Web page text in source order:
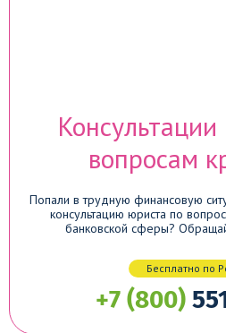
вопросам
Попали в трудную финансовую
консультацию юриста по
банковской сферы?
Бесплатно по
+7 (800)